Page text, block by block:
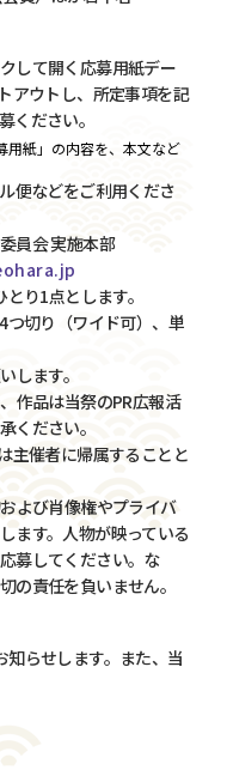
して開く応募用紙デー
アウトし、所定事項を記
ください。
紙」の内容を、本文など
便などをご利用くださ
員会 実施本部
り1点とします。
つ切り（ワイド可）、単
します。
作品は当祭のPR広報活
ください。
主催者に帰属することと
よび肖像権やプライバ
ます。人物が映っている
募してください。な
の責任を負いません。
らせします。また、当